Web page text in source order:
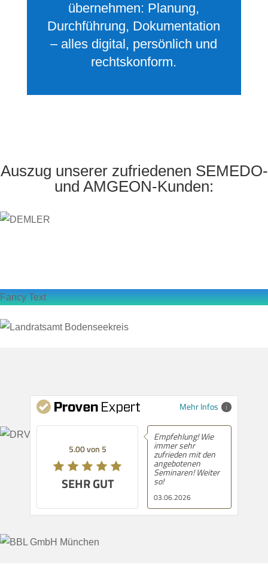
übernehmen: Planung,
Durchführung, Dokumentation
– alles digital, persönlich und
rechtskonform.
Auszug unserer zufriedenen SEMEDO-
und AMGEON-Kunden:
Fancy Text
Mehr Infos
5.00 von 5
SEHR GUT
03.06.2026
Empfehlung! Wie
immer sehr
zufrieden mit den
angebotenen
Seminaren! Weiter
so!